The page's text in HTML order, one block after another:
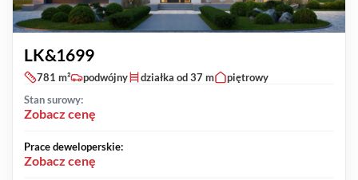
LK&1699
781 m² podwójny działka od 37 m
piętrowy
Stan surowy:
Zobacz cenę
Prace deweloperskie:
Zobacz cenę